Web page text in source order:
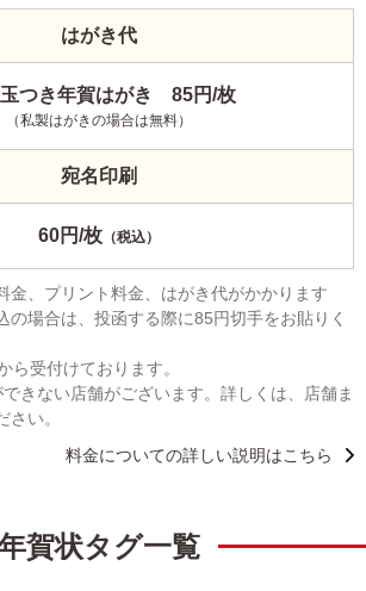
はがき代
つき年賀はがき 85円/枚
（私製はがきの場合は無料）
宛名印刷
60円/枚 （税込）
金、プリント料金、はがき代がかかります
の場合は、投函する際に85円切手をお貼りく
ら受付けております。
きない店舗がございます。詳しくは、店舗ま
さい。
料金についての詳しい説明はこちら
賀状タグ一覧